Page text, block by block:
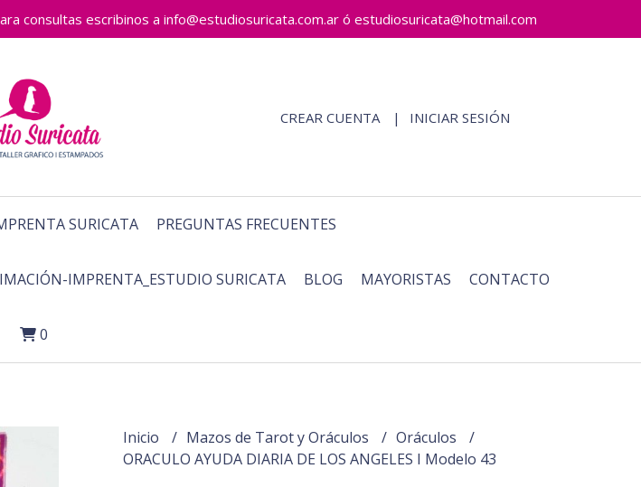
consultas escribinos a info@estudiosuricata.com.ar ó estudiosuricata@hotmail.com
CREAR CUENTA INICIAR SESIÓN
SURICATA PREGUNTAS FRECUENTES
IMPRENTA_ESTUDIO SURICATA BLOG MAYORISTAS CONTACTO
0
Inicio Mazos de Tarot y Oráculos
Oráculos
ORACULO AYUDA DIARIA DE LOS ANGELES I Modelo 43